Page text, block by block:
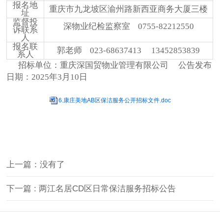
报名地
址
重庆市九龙坡区渝州路新西亚商务大厦三楼
监督投
诉联系
人
深物业纪检监察室 0755-82212550
报名联
系人
郭老师 023-68637413 13452853839
招标单位：重庆深国贸物业管理有限公司
公告发布
日期：2025年3 月 10 日
6.康庄美地AB区保洁服务公开招标文件.doc
上一篇：没有了
下一篇 : 两江名居CD区日常保洁服务招标公告